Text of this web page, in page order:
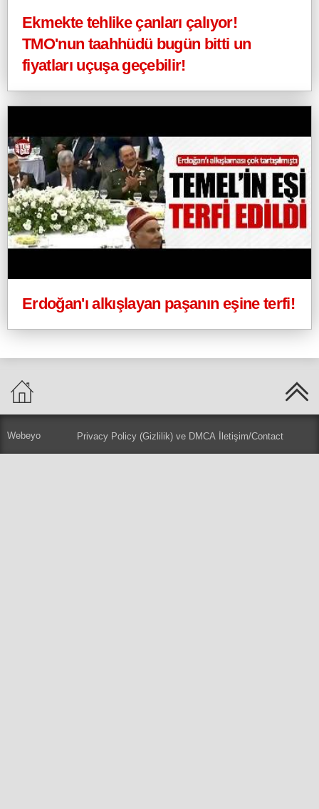
Ekmekte tehlike çanları çalıyor!
TMO'nun taahhüdü bugün bitti un
fiyatları uçuşa geçebilir!
Erdoğan'ı alkışlayan paşanın eşine terfi!
Webeyo Privacy Policy (Gizlilik) ve DMCA İletişim/Contact